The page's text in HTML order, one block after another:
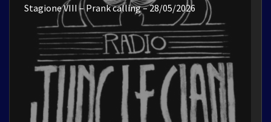
Stagione VIII – Prank calling – 28/05/2026